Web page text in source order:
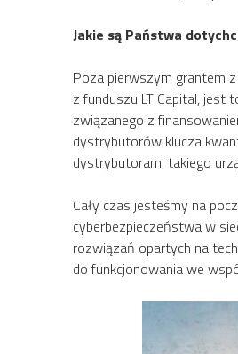
Jakie są Państwa
Poza pierwszym grantem
z funduszu LT Capital, jest
związanego z
dystrybutorów klucza
dystrybutorami takiego
Cały czas jesteśmy na
cyberbezpieczeństwa w
rozwiązań opartych na
do funkcjonowania we